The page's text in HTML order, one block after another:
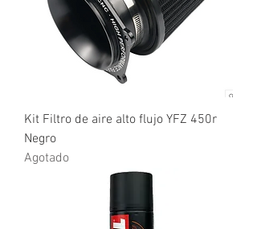
Kit Filtro de aire alto flujo YFZ 450r
Negro
Agotado